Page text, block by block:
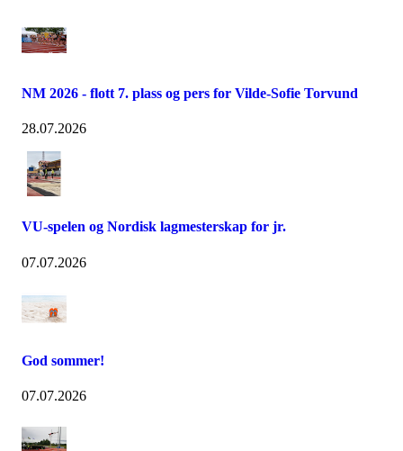
NM 2026 - flott 7. plass og pers for Vilde-Sofie Torvund
28.07.2026
VU-spelen og Nordisk lagmesterskap for jr.
07.07.2026
God sommer!
07.07.2026